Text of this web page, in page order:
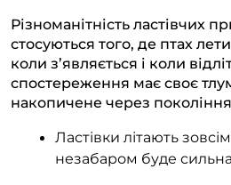
Різноманітність ластівчих
стосуються того, де птах
коли з’являється і коли
спостереження має своє
накопичене через
Ластівки літають
незабаром буде